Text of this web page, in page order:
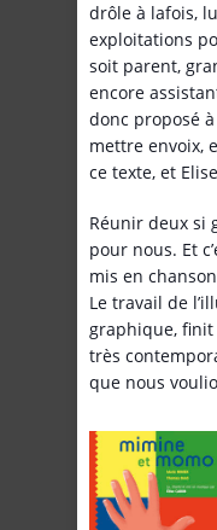
drôle à lafois,
exploitations
soit parent,
encore
donc proposé
mettre envoix,
ce texte, et
Réunir deux si
pour nous. Et
mis en
Le travail de
graphique,
très
que nous